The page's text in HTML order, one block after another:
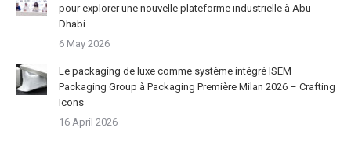
pour explorer une nouvelle plateforme industrielle à Abu
Dhabi.
6 May 2026
Le packaging de luxe comme système intégré ISEM
Packaging Group à Packaging Première Milan 2026 – Crafting
Icons
16 April 2026